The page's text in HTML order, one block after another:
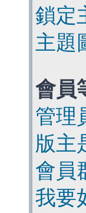
鎖定
主題
會員
管理
版主
會員
我要